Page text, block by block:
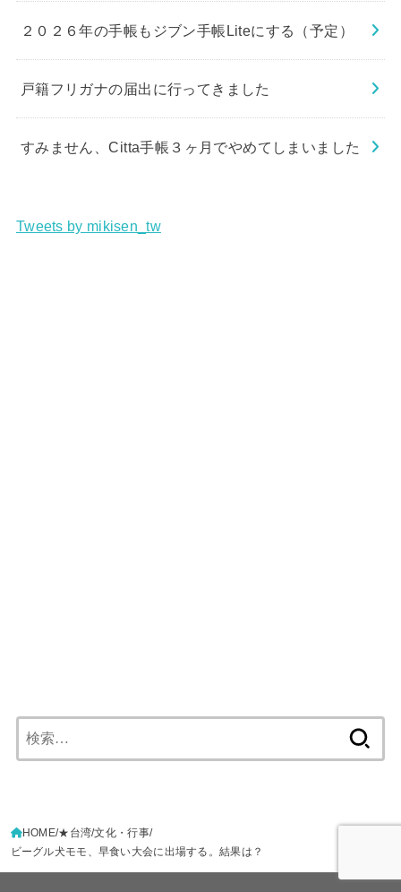
２０２６年の手帳もジブン手帳Liteにする（予定）
戸籍フリガナの届出に行ってきました
すみません、Citta手帳３ヶ月でやめてしまいました
Tweets by mikisen_tw
索:
HOME ★台湾 文化・行事
ビーグル犬モモ、早食い大会に出場する。結果は？